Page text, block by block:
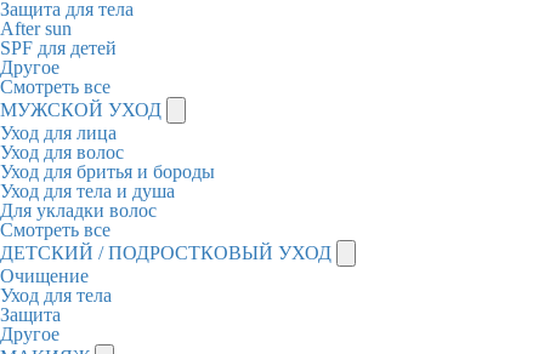
Защита для тела
After sun
SPF для детей
Другое
Смотреть все
МУЖСКОЙ УХОД
Уход для лица
Уход для волос
Уход для бритья и бороды
Уход для тела и душа
Для укладки волос
Смотреть все
ДЕТСКИЙ / ПОДРОСТКОВЫЙ УХОД
Очищение
Уход для тела
Защита
Другое